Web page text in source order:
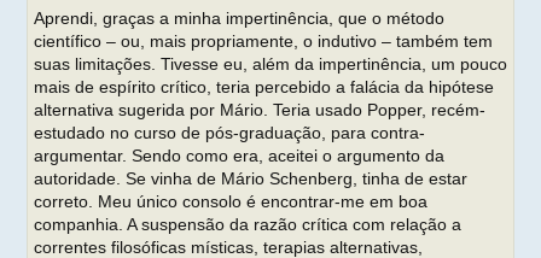
Aprendi, graças a minha impertinência, que o método
científico – ou, mais propriamente, o indutivo – também tem
suas limitações. Tivesse eu, além da impertinência, um pouco
mais de espírito crítico, teria percebido a falácia da hipótese
alternativa sugerida por Mário. Teria usado Popper, recém-
estudado no curso de pós-graduação, para contra-
argumentar. Sendo como era, aceitei o argumento da
autoridade. Se vinha de Mário Schenberg, tinha de estar
correto. Meu único consolo é encontrar-me em boa
companhia. A suspensão da razão crítica com relação a
correntes filosóficas místicas, terapias alternativas,